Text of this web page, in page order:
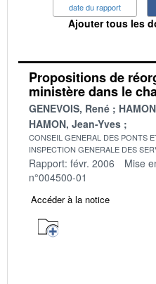
date du rapport
Ajouter tous les
Propositions de
ministère dans le
GENEVOIS, René
HAMON, Jean-Yves
CONSEIL GENERAL DES PONTS
INSPECTION GENERALE DES
Rapport: févr. 2006 Mise
n°004500-01
Accéder à la notice